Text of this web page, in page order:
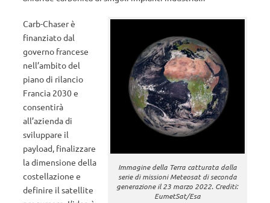
Immagine della Terra catturata dalla
serie di missioni Meteosat di seconda
generazione il 23 marzo 2022. Crediti:
EumetSat/Esa
Carb-Chaser è
finanziato dal
governo francese
nell’ambito del
piano di rilancio
Francia 2030 e
consentirà
all’azienda di
sviluppare il
payload, finalizzare
la dimensione della
costellazione e
definire il satellite